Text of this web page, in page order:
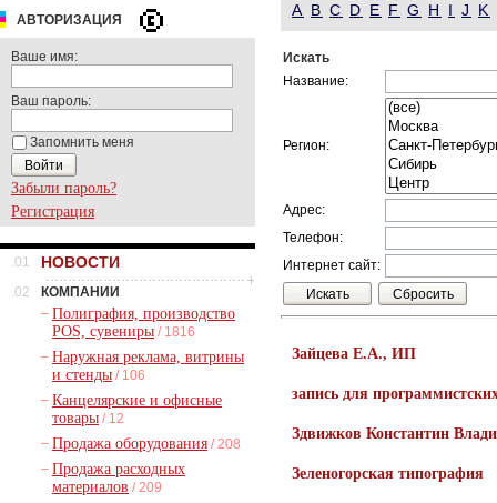
АВТОРИЗАЦИЯ
Ваше имя:
Ваш пароль:
Запомнить меня
Забыли пароль?
Регистрация
.01 НОВОСТИ
.02
КОМПАНИИ
– Полиграфия, производство
POS, сувениры / 1816
– Наружная реклама, витрины
и стенды / 106
– Канцелярские и офисные
товары / 12
– Продажа оборудования / 208
– Продажа расходных
материалов / 209
A B C D E F G H I J K
Искать
Название:
Регион:
Адрес:
Телефон:
Интернет сайт:
Зайцева Е.А., ИП
запись для
Здвижков Константин
Зеленогорская типография